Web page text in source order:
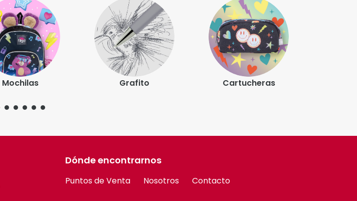
Grafito Cartucheras Escritura
Dónde encontrarnos
Puntos de Venta Nosotros Contacto